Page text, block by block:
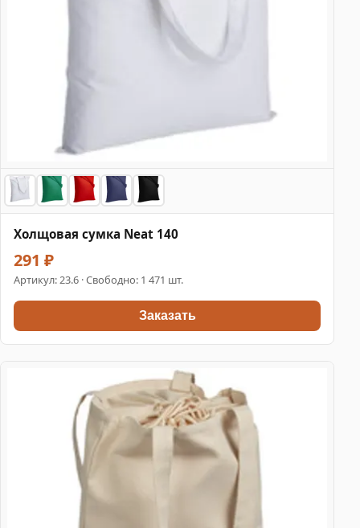
Холщовая сумка Neat 140
291 ₽
Артикул:23.6 · Свободно: 1 471 шт.
Заказать